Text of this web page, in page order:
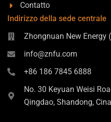
Contatto
Indirizzo della sede centrale
Zhongnuan New Energy
info@znfu.com
+86 186 7845 6888
No. 30 Keyuan Weisi
Qingdao, Shandong, Cina